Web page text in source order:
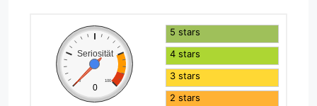
Seriosität
0 100
0
5 stars
4 stars
3 stars
2 stars